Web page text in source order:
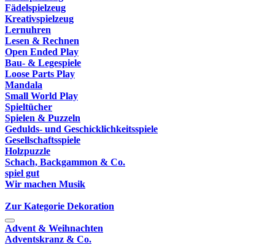
Fädelspielzeug
Kreativspielzeug
Lernuhren
Lesen & Rechnen
Open Ended Play
Bau- & Legespiele
Loose Parts Play
Mandala
Small World Play
Spieltücher
Spielen & Puzzeln
Gedulds- und Geschicklichkeitsspiele
Gesellschaftsspiele
Holzpuzzle
Schach, Backgammon & Co.
spiel gut
Wir machen Musik
Zur Kategorie Dekoration
Advent & Weihnachten
Adventskranz & Co.